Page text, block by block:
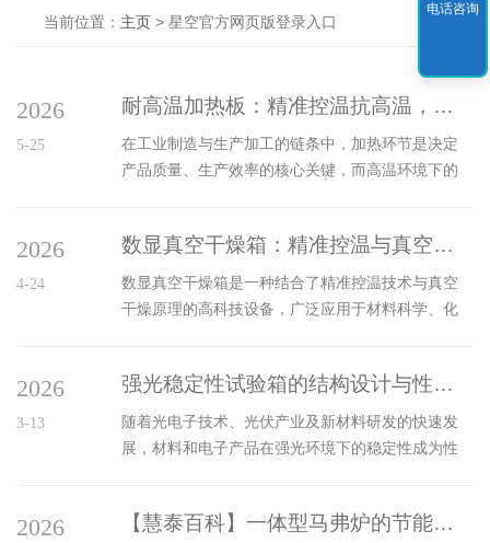
当前位置： 主页 > 星空官方网页版登录入口
耐高温加热板：精准控温抗高温，适配工业加热需求
在工业制造与生产加工的链条中，加热环节是决定
产品质量、生产效率的核心关键，而高温环境下的
优势，精准适配各类严苛工业加热需求，成为推动
工业加热提质增效的核心装备，为产业高质量发展
注入强劲动能。工业加热场景的复杂性，对加热设
属加工需高温环境实现材料成型，这些场景不仅要
2026
5-25
数显真空干燥箱：精准控温与真空技术的融合
数显真空干燥箱是一种结合了精准控温技术与真空
干燥原理的高科技设备，广泛应用于材料科学、化
力，能够满足对物料干燥过程的严格要求。在数显
真空干燥箱中，精准控温是其核心功能之一。通过
先进的温度控制系统，该设备能够实现对工作室内
定温度之间的差异，确保用户随时掌握干燥过程的
2026
4-24
强光稳定性试验箱的结构设计与性能分析
随着光电子技术、光伏产业及新材料研发的快速发
展，材料和电子产品在强光环境下的稳定性成为性
性试验箱应运而生。该设备不仅可以模拟高强度光
2026
3-13
【慧泰百科】一体型马弗炉的节能设计与环保性能
2026
电话咨询